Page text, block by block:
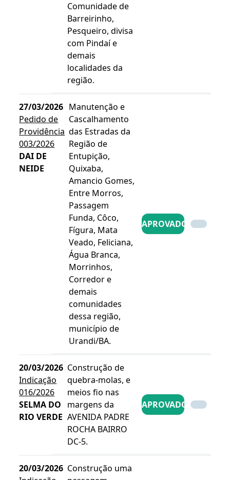
Comunidade de
Barreirinho,
Pesqueiro, divisa
com Pindaí e
demais
localidades da
região.
27/03/2026
Pedido de
Providência
003/2026
DAI DE
NEIDE
Manutenção e
Cascalhamento
das Estradas da
Região de
Entupição,
Quixaba,
Amancio Gomes,
Entre Morros,
Passagem
Funda, Côco,
Fígura, Mata
Veado, Feliciana,
Água Branca,
Morrinhos,
Corredor e
demais
comunidades
dessa região,
município de
Urandi/BA.
APROVADO
20/03/2026
Indicação
016/2026
SELMA DO
RIO VERDE
Construção de
quebra-molas, e
meios fio nas
margens da
AVENIDA PADRE
ROCHA BAIRRO
DC-5.
APROVADO
20/03/2026 Construção uma